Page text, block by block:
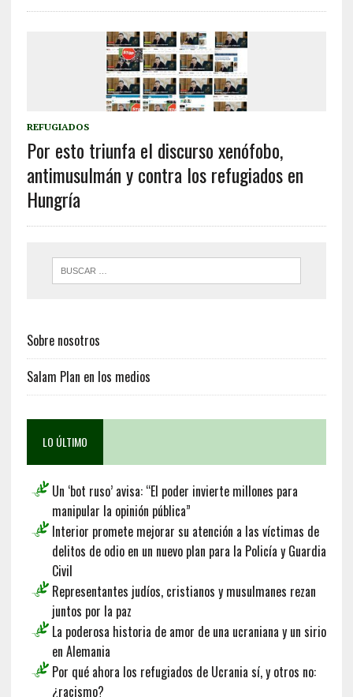
REFUGIADOS
Por esto triunfa el discurso xenófobo,
antimusulmán y contra los refugiados en
Hungría
Sobre nosotros
Salam Plan en los medios
LO ÚLTIMO
Un ‘bot ruso’ avisa: “El poder invierte millones para
manipular la opinión pública”
Interior promete mejorar su atención a las víctimas de
delitos de odio en un nuevo plan para la Policía y Guardia
Civil
Representantes judíos, cristianos y musulmanes rezan
juntos por la paz
La poderosa historia de amor de una ucraniana y un sirio
en Alemania
Por qué ahora los refugiados de Ucrania sí, y otros no:
¿racismo?